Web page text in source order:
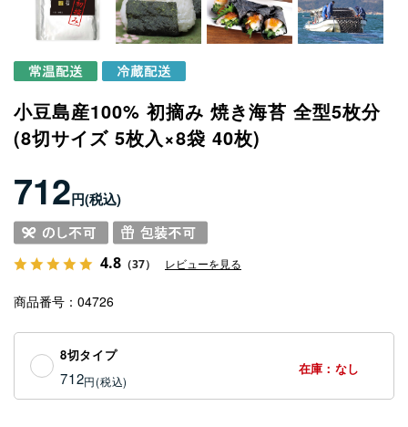
小豆島産100% 初摘み 焼き海苔 全型5枚分
(8切サイズ 5枚入×8袋 40枚)
712円
商品番号 04726
8切タイプ
712円
在庫：なし
4.8 （37） レビューを見る